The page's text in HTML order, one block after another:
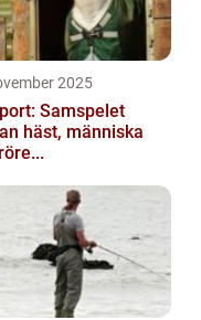
2025
Samspelet
häst, människa